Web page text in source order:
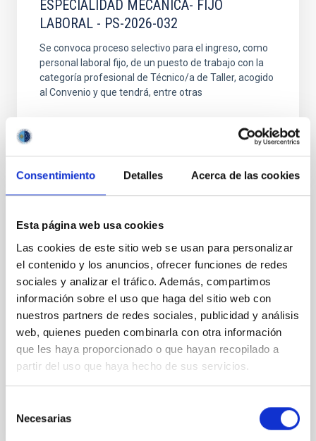
Consentimiento Detalles Acerca de las cookies
Esta página web usa cookies
Las cookies de este sitio web se usan para personalizar
el contenido y los anuncios, ofrecer funciones de redes
sociales y analizar el tráfico. Además, compartimos
información sobre el uso que haga del sitio web con
nuestros partners de redes sociales, publicidad y análisis
web, quienes pueden combinarla con otra información
que les haya proporcionado o que hayan recopilado a
partir del uso que haya hecho de sus servicios.
Necesarias
ESPECIALIDAD MECÁNICA- FIJO
LABORAL - PS-2026-032
Se convoca proceso selectivo para el ingreso, como
personal laboral fijo, de un puesto de trabajo con la
categoría profesional de Técnico/a de Taller, acogido
al Convenio y que tendrá, entre otras
MANTENIMIENTO GENERAL
OBSERVATORIOS (ORM-LA PALMA) - FIJO
LABORAL -PS-2026-031
Se convoca proceso selectivo para el ingreso, como
personal laboral fijo, de un puesto de trabajo con la
categoría profesional de Técnico/a Mantenimiento
General, acogido a Convenio y que tendrá